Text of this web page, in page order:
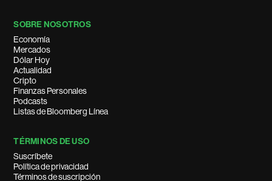
SOBRE NOSOTROS
Economía
Mercados
Dólar Hoy
Actualidad
Cripto
Finanzas Personales
Podcasts
Listas de Bloomberg Línea
TÉRMINOS DE USO
Suscríbete
Política de privacidad
Términos de suscripción